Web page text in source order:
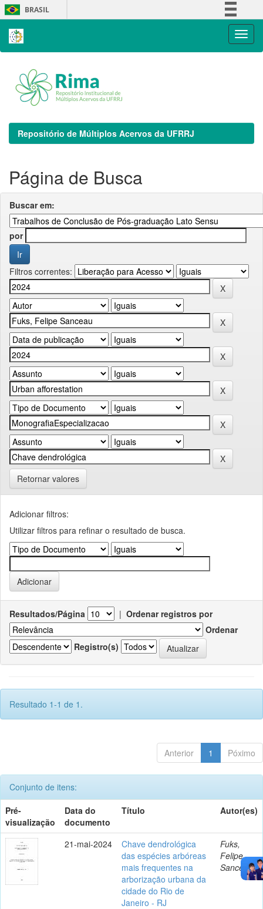
Skip
navigation
BRASIL
Repositório de Múltiplos Acervos da UFRRJ
Página de Busca
Buscar em:
por
Filtros correntes:
Retornar valores
Adicionar filtros:
Utilizar filtros para refinar o resultado de busca.
Resultados/Página | Ordenar registros por
Ordenar
Registro(s)
Resultado 1-1 de 1.
Anterior 1 Póximo
Conjunto de itens:
Pré-
visualização
Data do
documento
Título Autor(es)
21-mai-2024
Chave dendrológica
das espécies arbóreas
mais frequentes na
arborização urbana da
cidade do Rio de
Janeiro - RJ
Fuks,
Felipe
Sanceau